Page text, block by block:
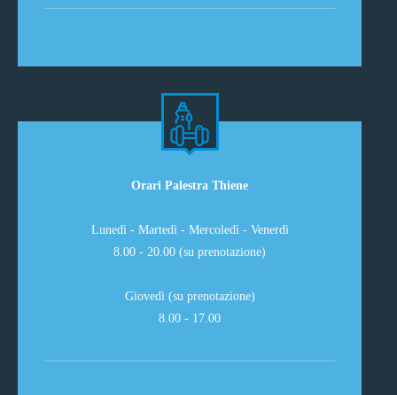
Orari Palestra Thiene
Lunedì - Martedì - Mercoledì - Venerdì
8.00 - 20.00 (su prenotazione)
Giovedì (su prenotazione)
8.00 - 17.00